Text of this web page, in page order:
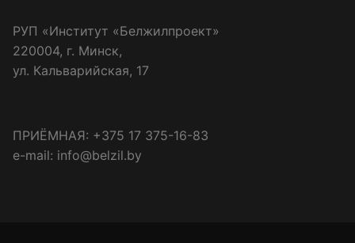
РУП «Институт «Белжилпроект»
220004, г. Минск,
ул. Кальварийская, 17
ПРИЁМНАЯ: +375 17 375-16-83
e-mail: info@belzil.by